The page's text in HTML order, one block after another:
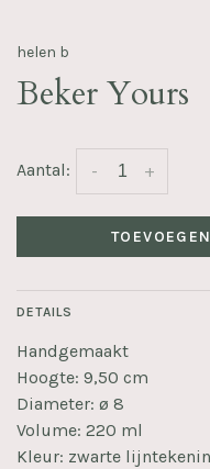
helen b
Beker Yours
Aantal: +
-
DETAILS
Handgemaakt
Hoogte: 9,50 cm
Diameter: ø 8
Volume: 220 ml
Kleur: zwarte